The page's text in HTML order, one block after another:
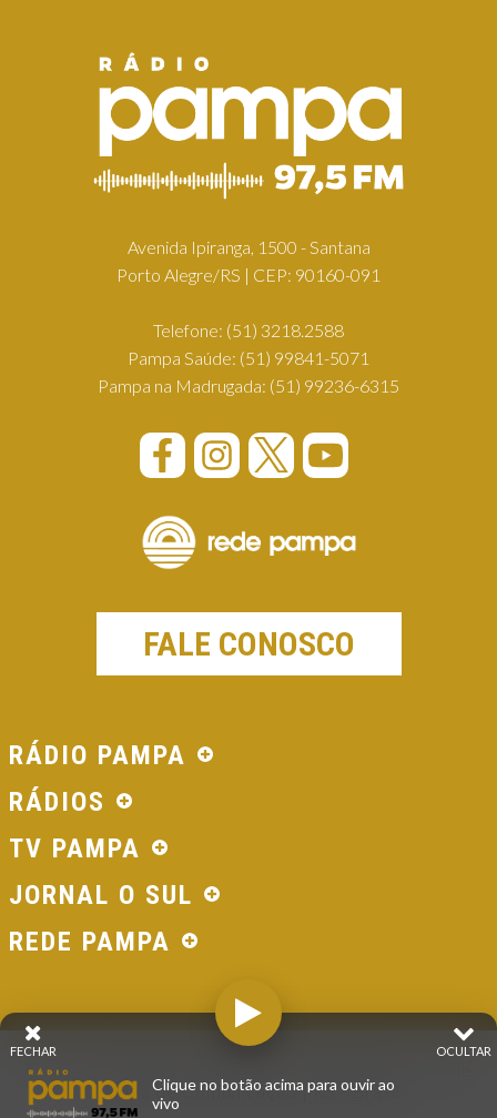
Avenida Ipiranga, 1500 - Santana
Porto Alegre/RS | CEP: 90160-091
Telefone: (51) 3218.2588
Pampa Saúde: (51) 99841-5071
Pampa na Madrugada: (51) 99236-6315
FALE CONOSCO
RÁDIO PAMPA
RÁDIOS
TV PAMPA
JORNAL O SUL
REDE PAMPA
© 2026 - Direitos Reservados - Rádio Pampa - Rede
Pampa de Comunicação | RS - Brasil.
OCULTAR
FECHAR
Clique no botão acima para ouvir ao
vivo